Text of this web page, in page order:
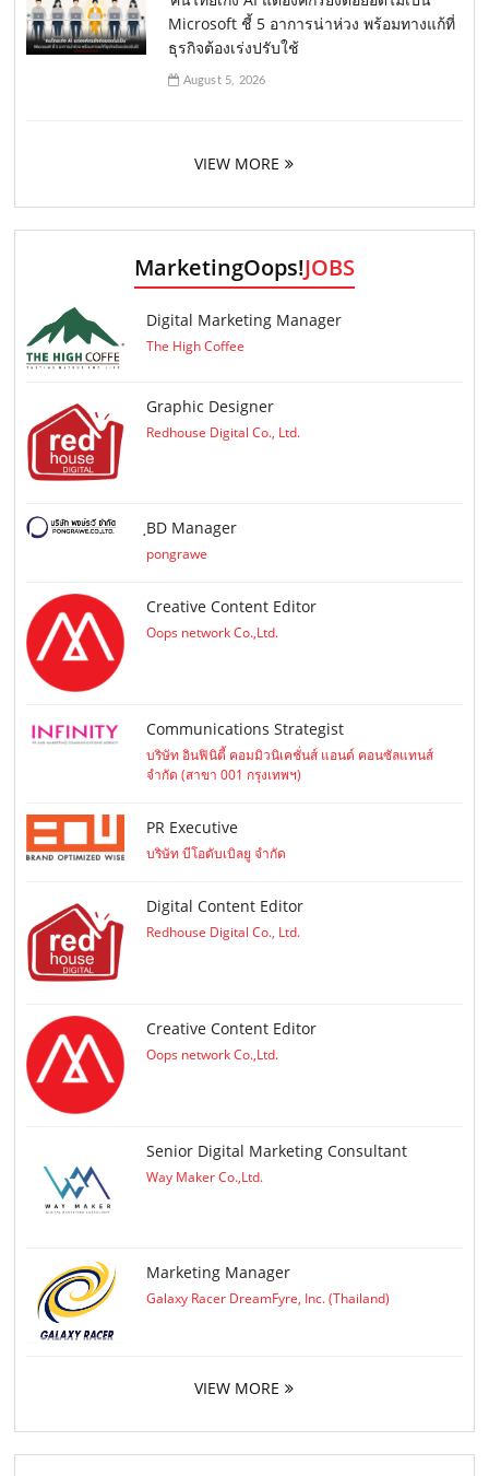
Microsoft ชี้ 5 อาการน่าห่วง พร้อมทางแก้ที่
ธุรกิจต้องเร่งปรับใช้
August 5, 2026
VIEW MORE
MarketingOops!JOBS
Digital Marketing Manager
The High Coffee
Graphic Designer
Redhouse Digital Co., Ltd.
ฺBD Manager
pongrawe
Creative Content Editor
Oops network Co.,Ltd.
Communications Strategist
บริษัท อินฟินิตี้ คอมมิวนิเคชั่นส์ แอนด์ คอนซัลแทนส์
จำกัด (สาขา 001 กรุงเทพฯ)
PR Executive
บริษัท บีโอดับเบิลยู จำกัด
Digital Content Editor
Redhouse Digital Co., Ltd.
Creative Content Editor
Oops network Co.,Ltd.
Senior Digital Marketing Consultant
Way Maker Co.,Ltd.
Marketing Manager
Galaxy Racer DreamFyre, Inc. (Thailand)
VIEW MORE